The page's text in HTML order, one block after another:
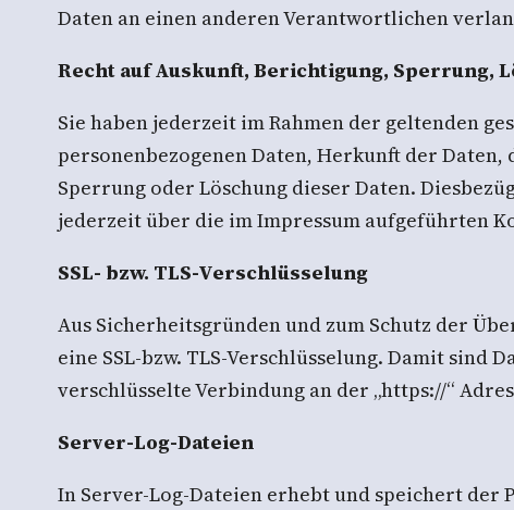
Daten an einen anderen Verantwortlichen
Recht auf Auskunft, Berichtigung, Sperrung,
Sie haben jederzeit im Rahmen der geltenden
personenbezogenen Daten, Herkunft der
Sperrung oder Löschung dieser Daten.
jederzeit über die im Impressum aufgeführten
SSL- bzw. TLS-Verschlüsselung
Aus Sicherheitsgründen und zum Schutz der
eine SSL-bzw. TLS-Verschlüsselung. Damit
verschlüsselte Verbindung an der „https://“
Server-Log-Dateien
In Server-Log-Dateien erhebt und speichert